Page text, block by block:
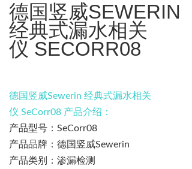
德国竖威SEWERIN
经典式漏水相关
仪 SECORR08
德国竖威Sewerin 经典式漏水相关
仪 SeCorr08 产品介绍：
产品型号： SeCorr08
产品品牌： 德国竖威Sewerin
产品类别：渗漏检测